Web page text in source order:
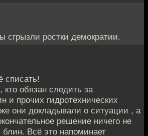
сгрызли ростки демократии.
списать!
кто обязан следить за
и прочих гидротехнических
они докладывали о ситуации , а
решение ничего не
Всё это напоминает